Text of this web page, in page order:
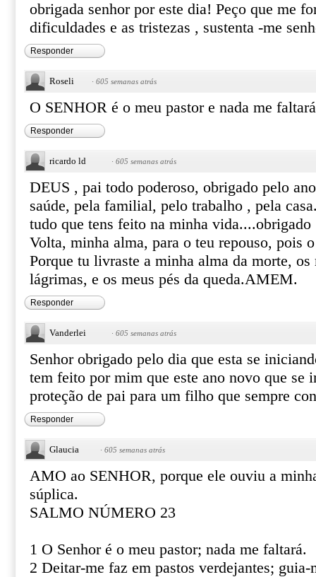
obrigada senhor por este dia! Peço que me
dificuldades e as tristezas , sustenta -me
Responder
Roseli · 605 semanas atrás
O SENHOR é o meu pastor e nada me
Responder
ricardo ld · 605 semanas atrás
DEUS , pai todo poderoso, obrigado pelo
saúde, pela familial, pelo trabalho , pela
tudo que tens feito na minha
Volta, minha alma, para o teu repouso, pois
Porque tu livraste a minha alma da morte, os
lágrimas, e os meus pés da queda.AMEM.
Responder
Vanderlei · 605 semanas atrás
Senhor obrigado pelo dia que esta se
tem feito por mim que este ano novo que se
proteção de pai para um filho que sempre
Responder
Glaucia · 605 semanas atrás
AMO ao SENHOR, porque ele ouviu a
súplica.
SALMO NÚMERO 23
1 O Senhor é o meu pastor; nada me faltará.
2 Deitar-me faz em pastos verdejantes; guia-